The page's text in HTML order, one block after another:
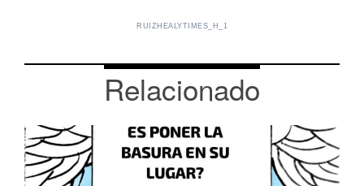
RUIZHEALYTIMES_H_1
Relacionado